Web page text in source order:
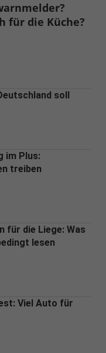
für die Küche?
soll
im Plus:
treiben
für die Liege: Was
lesen
Viel Auto für